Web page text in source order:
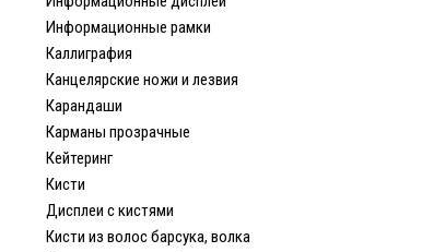
Информационные рамки
Каллиграфия
Канцелярские ножи и лезвия
Карандаши
Карманы прозрачные
Кейтеринг
Кисти
Дисплеи с кистями
Кисти из волос барсука, волка